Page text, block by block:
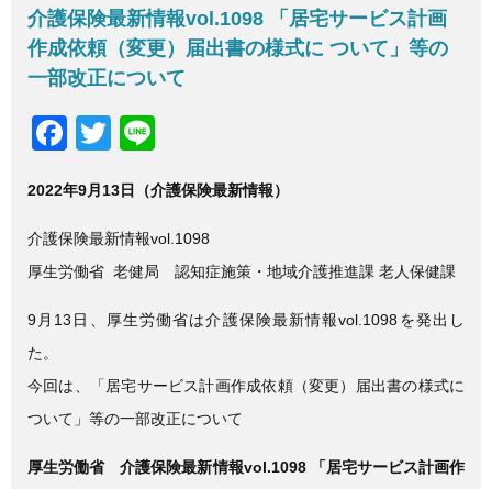
介護保険最新情報vol.1098 「居宅サービス計画
作成依頼（変更）届出書の様式に ついて」等の
一部改正について
F
c
e
b
o
k
T
tt
er
e
2022年9月13日（介護保険最新情報）
介護保険最新情報vol.1098
厚生労働省 老健局 認知症施策・地域介護推進課 老人保健課
9月13日、厚生労働省は介護保険最新情報vol.1098を発出し
た。
今回は、「居宅サービス計画作成依頼（変更）届出書の様式に
ついて」等の一部改正について
厚生労働省 介護保険最新情報vol.1098 「居宅サービス計画作